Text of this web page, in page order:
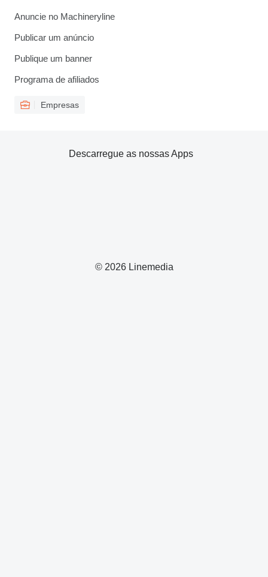
Anuncie no Machineryline
Publicar um anúncio
Publique um banner
Programa de afiliados
Empresas
© 2026 Linemedia
Descarregue as nossas Apps